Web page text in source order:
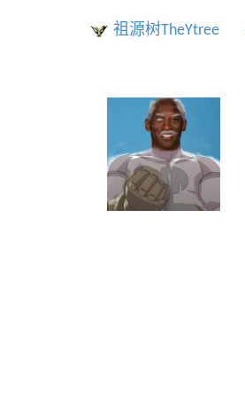
祖源树TheYtree